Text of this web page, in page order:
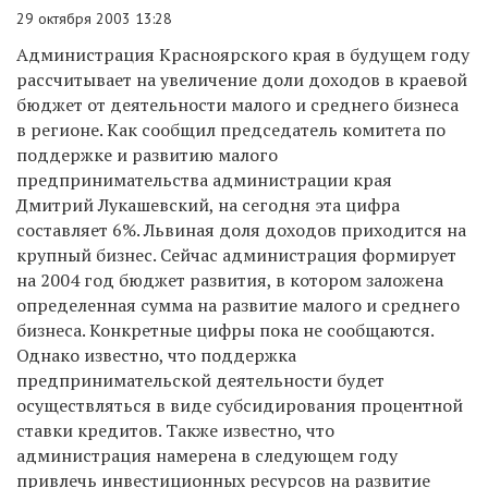
29 октября 2003 13:28
Администрация Красноярского края в будущем году
рассчитывает на увеличение доли доходов в краевой
бюджет от деятельности малого и среднего бизнеса
в регионе. Как сообщил председатель комитета по
поддержке и развитию малого
предпринимательства администрации края
Дмитрий Лукашевский, на сегодня эта цифра
составляет 6%. Львиная доля доходов приходится на
крупный бизнес. Сейчас администрация формирует
на 2004 год бюджет развития, в котором заложена
определенная сумма на развитие малого и среднего
бизнеса. Конкретные цифры пока не сообщаются.
Однако известно, что поддержка
предпринимательской деятельности будет
осуществляться в виде субсидирования процентной
ставки кредитов. Также известно, что
администрация намерена в следующем году
привлечь инвестиционных ресурсов на развитие